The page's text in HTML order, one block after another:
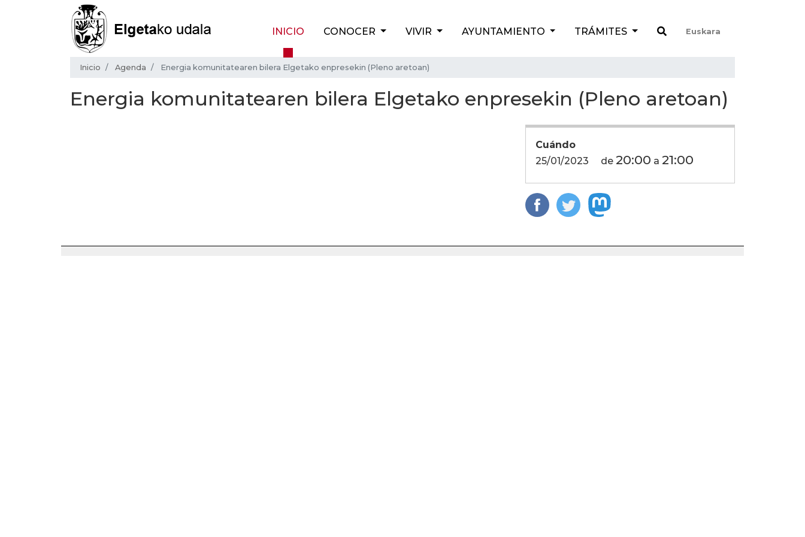
INICIO CONOCER VIVIR AYUNTAMIENTO TRÁMITES Euskara
Inicio Agenda Energia komunitatearen bilera Elgetako enpresekin (Pleno aretoan)
Energia komunitatearen bilera Elgetako enpresekin (Pleno aretoan)
Cuándo
25/01/2023
de 20:00 a 21:00